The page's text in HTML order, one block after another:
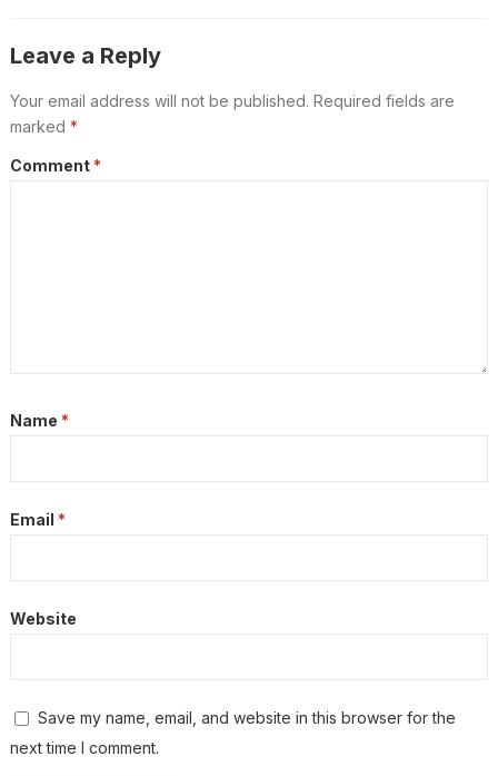
Leave a Reply
Your email address will not be published. Required fields are
marked *
Comment *
Name *
Email *
Website
Save my name, email, and website in this browser for the
next time I comment.